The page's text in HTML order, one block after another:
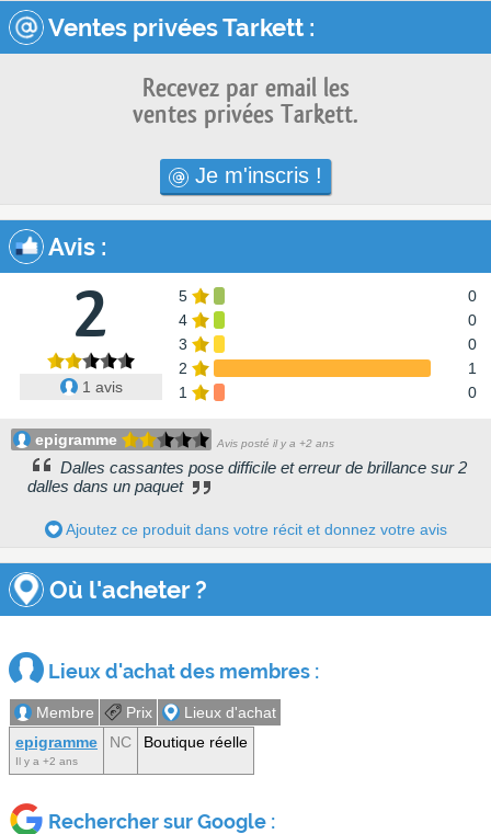
Ventes privées Tarkett :
Recevez par email les
ventes privées Tarkett.
Je m'inscris !
Avis :
2
1 avis
5
0
4
0
3
0
2
1
1
0
epigramme Avis posté il y a +2 ans
Dalles cassantes pose difficile et erreur de brillance sur 2
dalles dans un paquet
Ajoutez ce produit dans votre récit et donnez votre avis
Où l'acheter ?
Lieux d'achat des membres :
Membre Prix
Lieux d'achat
epigramme
Il y a +2 ans
NC Boutique réelle
Rechercher sur Google :